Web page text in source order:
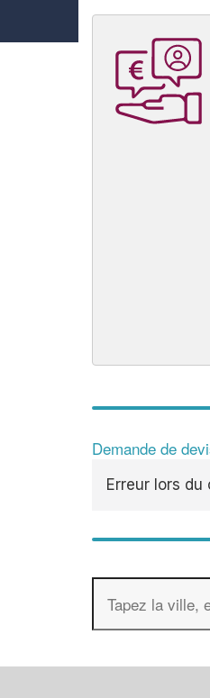
Demande de
Erreur lors